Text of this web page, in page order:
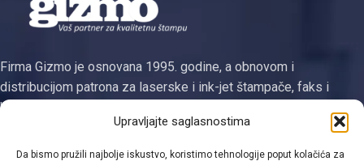
Upravljajte saglasnostima
Da bismo pružili najbolje iskustvo, koristimo tehnologije poput kolačića za
Firma Gizmo je osnovana 1995. godine, a obnovom i
distribucijom patrona za laserske i ink-jet štampače, faks i
kopirne uređaje se bavi od 2003. godine. Jedina smo
registrovana firma za proizvodnju tonera i ketridža na području
Tuzlanskog kantona